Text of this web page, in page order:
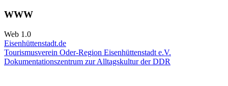
WWW
Web 1.0
Eisenhüttenstadt.de
Tourismusverein Oder-Region Eisenhüttenstadt e.V.
Dokumentationszentrum zur Alltagskultur der DDR